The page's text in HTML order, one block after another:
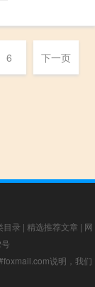
6 下一页
目录 | 精选推荐文章 | 网
说明，我们